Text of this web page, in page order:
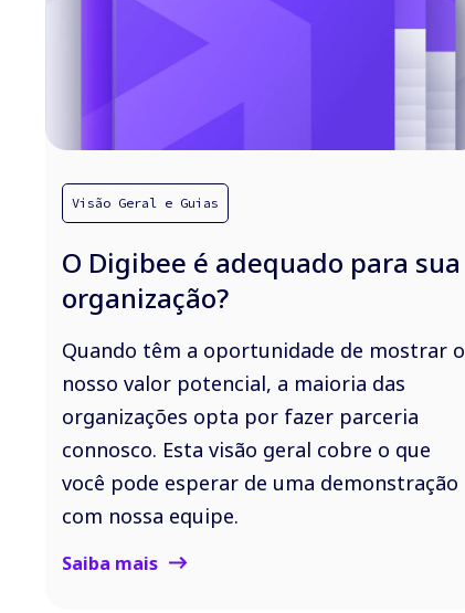
Visão Geral e Guias
O Digibee é adequado para sua
organização?
Quando têm a oportunidade de mostrar o
nosso valor potencial, a maioria das
organizações opta por fazer parceria
connosco. Esta visão geral cobre o que
você pode esperar de uma demonstração
com nossa equipe.
Saiba mais